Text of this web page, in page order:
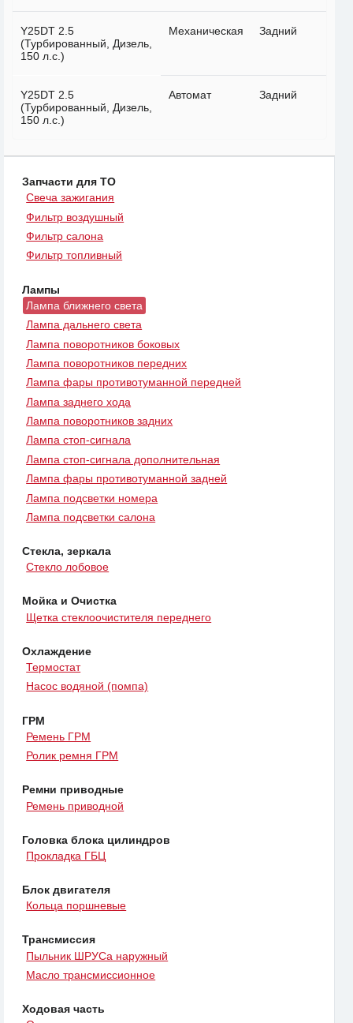
Y25DT 2.5
(Турбированный, Дизель,
150 л.с.)
Механическая Задний
Y25DT 2.5
(Турбированный, Дизель,
150 л.с.)
Автомат Задний
Запчасти для ТО
Свеча зажигания
Фильтр воздушный
Фильтр салона
Фильтр топливный
Лампы
Лампа ближнего света
Лампа дальнего света
Лампа поворотников боковых
Лампа поворотников передних
Лампа фары противотуманной передней
Лампа заднего хода
Лампа поворотников задних
Лампа стоп-сигнала
Лампа стоп-сигнала дополнительная
Лампа фары противотуманной задней
Лампа подсветки номера
Лампа подсветки салона
Стекла, зеркала
Стекло лобовое
Мойка и Очистка
Щетка стеклоочистителя переднего
Охлаждение
Термостат
Насос водяной (помпа)
ГРМ
Ремень ГРМ
Ролик ремня ГРМ
Ремни приводные
Ремень приводной
Головка блока цилиндров
Прокладка ГБЦ
Блок двигателя
Кольца поршневые
Трансмиссия
Пыльник ШРУСа наружный
Масло трансмиссионное
Ходовая часть